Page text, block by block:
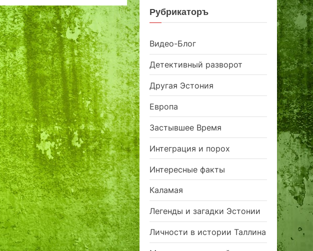
Рубрикаторъ
Видео-Блог
Детективный разворот
Другая Эстония
Европа
Застывшее Время
Интеграция и порох
Интересные факты
Каламая
Легенды и загадки Эстонии
Личности в истории Таллина